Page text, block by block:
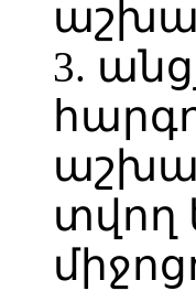
3.
տվող